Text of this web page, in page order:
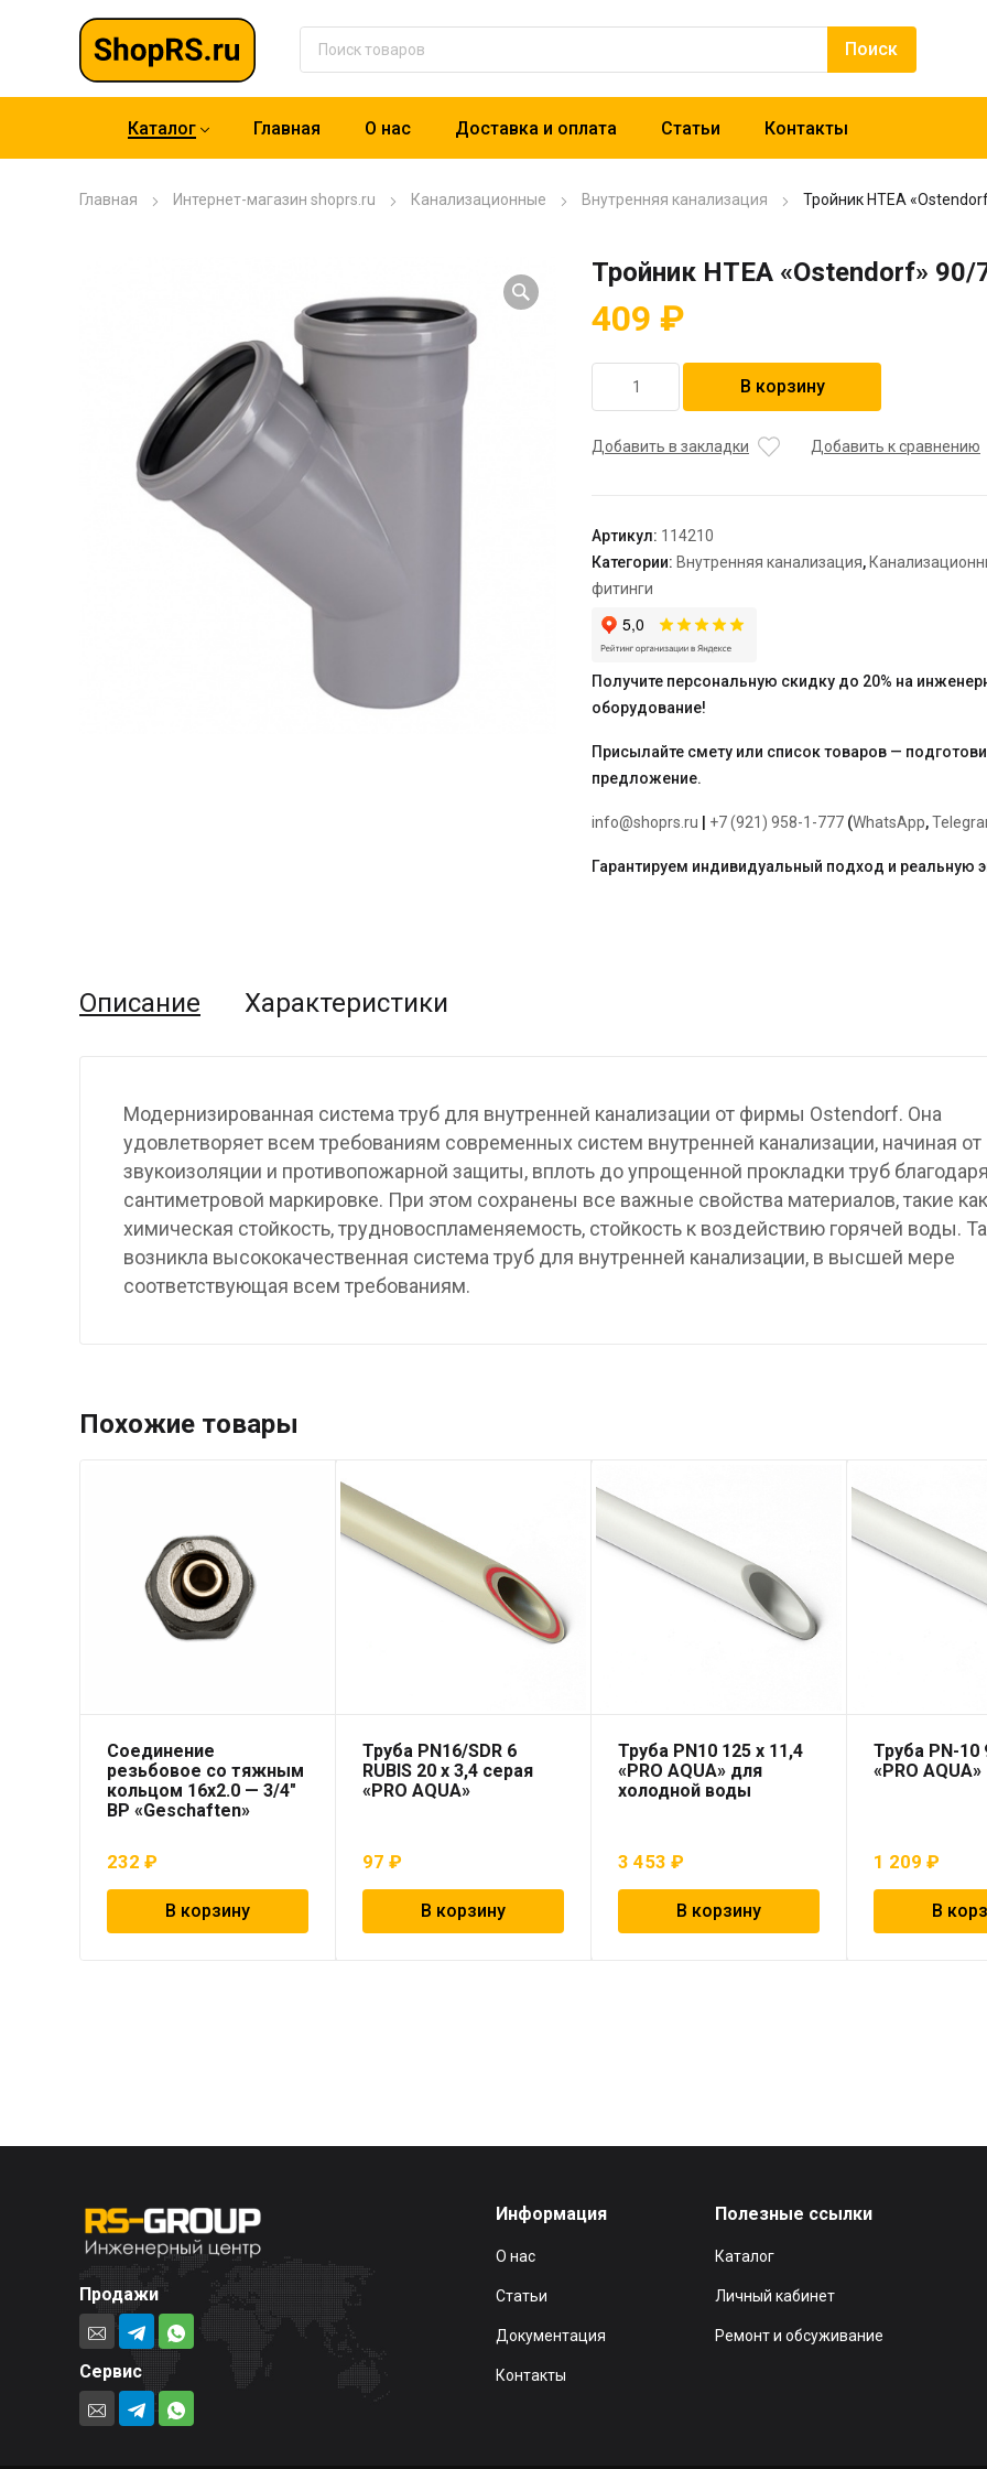
Каталог Главная О нас Доставка и оплата Статьи Контакты
Главная Интернет-магазин shoprs.ru Канализационные Внутренняя канализация Тройник HTEA
Тройник HTEA «Ostendorf» 90/
409 ₽
товара
HTEA
В корзину
Добавить в закладки Добавить к сравнению
Артикул: 114210
Категории: Внутренняя канализация,
фитинги
Получите персональную скидку до 20% на
оборудование!
Присылайте смету или список товаров —
предложение.
info@shoprs.ru +7 (921) 958-1-777 (WhatsApp,
Гарантируем индивидуальный подход и реальную
Описание Характеристики
Модернизированная система труб для внутренней канализации от фирмы Ostendorf. Она
удовлетворяет всем требованиям современных систем внутренней канализации, начиная от
звукоизоляции и противопожарной защиты, вплоть до упрощенной прокладки труб благодаря
сантиметровой маркировке. При этом сохранены все важные свойства материалов, такие как
химическая стойкость, трудновоспламеняемость, стойкость к воздействию горячей воды.
возникла высококачественная система труб для внутренней канализации, в высшей мере
соответствующая всем требованиям.
Похожие товары
Соединение
резьбовое со тяжным
кольцом 16х2.0 — 3/4″
ВР «Geschaften»
232 ₽
В корзину
Труба PN16/SDR 6
RUBIS 20 x 3,4 серая
«PRO AQUA»
97₽
В корзину
Труба PN10 125 x 11,4
«PRO AQUA» для
холодной воды
3 453₽
В корзину
Труба PN-10
«PRO AQUA»
1 209₽
В
Продажи
Сервис
Информация
О нас
Статьи
Документация
Контакты
Полезные ссылки
Каталог
Личный кабинет
Ремонт и обсуживание